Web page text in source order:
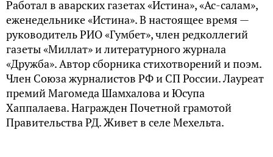
Работал в аварских газетах «Истина», «Ас-салам»,
еженедельнике «Истина». В настоящее время —
руководитель РИО «Гумбет», член редколлегий
газеты «Миллат» и литературного журнала
«Дружба». Автор сборника стихотворений и поэм.
Член Союза журналистов РФ и СП России. Лауреат
премий Магомеда Шамхалова и Юсупа
Хаппалаева. Награжден Почетной грамотой
Правительства РД. Живет в селе Мехельта.